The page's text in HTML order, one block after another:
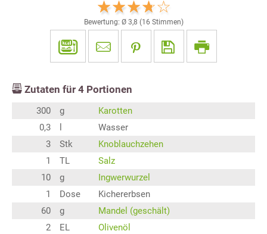
Bewertung: Ø 3,8 (16 Stimmen)
Zutaten für 4 Portionen
300 g
Karotten
0,3
Wasser
3
Stk
Knoblauchzehen
1
TL
Salz
10
g
Ingwerwurzel
1
Dose
Kichererbsen
60
g
Mandel (geschält)
2
EL
Olivenöl